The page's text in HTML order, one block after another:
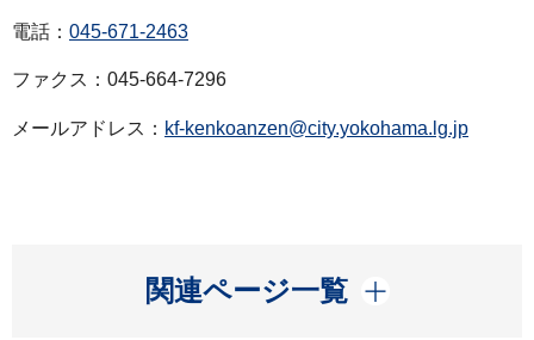
電話： 045-671-2463
ファクス：045-664-7296
メールアドレス： kf-kenkoanzen@city.yokohama.lg.jp
関連ページ一覧
開く